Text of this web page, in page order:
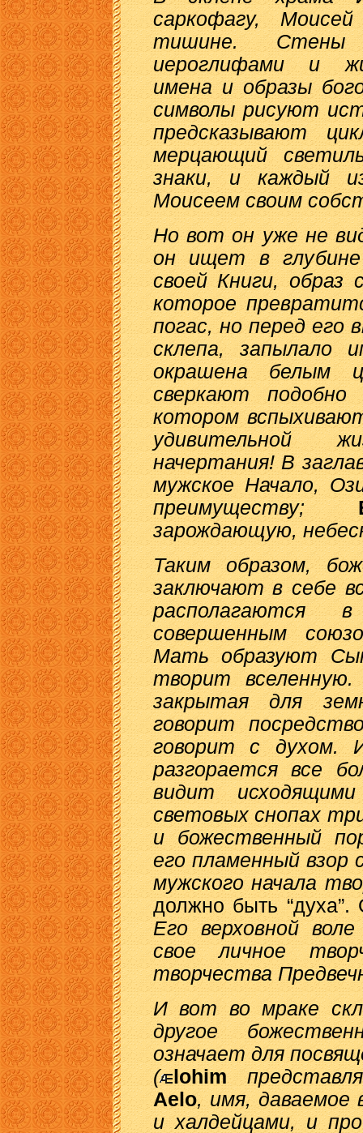
саркофагу,
тишине.
иероглифами и
имена и образы
символы рисуют
предсказывают
мерцающий
знаки, и каждый
Моисеем своим
Но вот он уже не
он ищет в
своей Книги, образ
которое
погас, но перед его
склепа, запылало
окрашена белым
сверкают
котором
удивительной
начертания! В
мужское Начало,
преимуществу;
зарождающую,
Таким образом,
заключают в себе
совершенным
Мать образуют
творит
закрытая для
говорит
говорит с духом.
разгорается все
видит
световых снопах
и божественный
его пламенный взор
мужского начала
должно быть
Его верховной
свое личное
творчества
И вот во мраке
другое
означает для
(
lohim
Aelo, имя, даваемое
и халдейцами, и